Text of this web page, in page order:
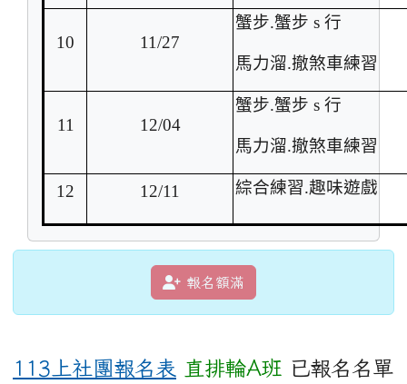
10 11/27
蟹步.蟹步 s 行
馬力溜.撤煞車練習
11 12/04
蟹步.蟹步 s 行
馬力溜.撤煞車練習
12 12/11 綜合練習.趣味遊戲
報名額滿
113上社團報名表 直排輪A班 已報名名單